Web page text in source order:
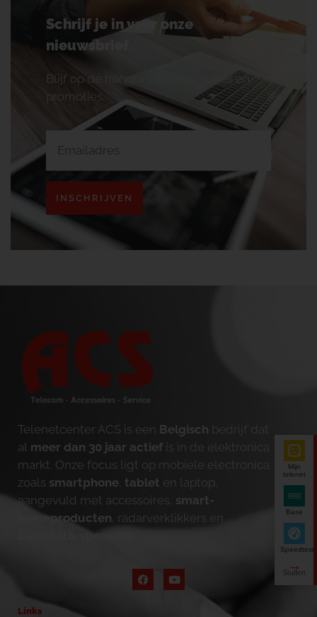
Schrijf je in voor onze
nieuwsbrief
Blijf op de hoogte van onze acties en
promoties.
INSCHRIJVEN
Telenetcenter ACS is een Belgisch bedrijf dat
al meer dan 30 jaar actief is in de elektronica
markt. Onze focus ligt op mobiele electronica
zoals smartphone tablet en laptop,
aangevuld met accessoires, smart-
homeproducten , radarverklikkers en
bluetooth-speakers
Links
Mijn
telenet
Base
Speedtest